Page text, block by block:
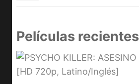
Películas recientes